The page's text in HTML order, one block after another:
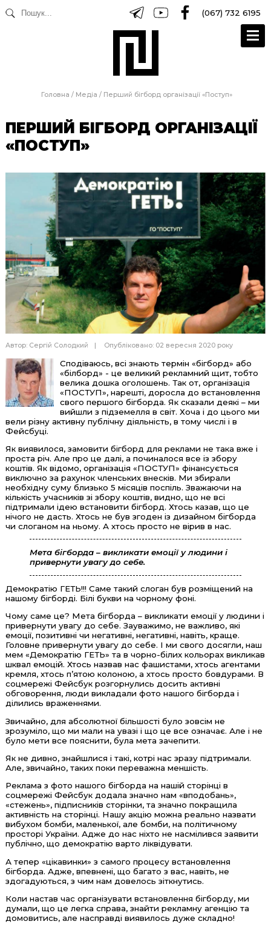
(067) 732 6195
Головна / Медіа / Перший бігборд організації «Поступ»
ПЕРШИЙ БІГБОРД ОРГАНІЗАЦІЇ
«ПОСТУП»
Автор: Сергій Солодкий Опубліковано: 02 вересня 2020 року
Сподіваюсь, всі знають термін «бігборд» або
«білборд» - це великий рекламний щит, тобто
велика дошка оголошень. Так от, організація
«ПОСТУП», нарешті, доросла до встановлення
свого першого бігборда. Як сказали деякі – ми
вийшли з підземелля в світ. Хоча і до цього ми
вели різну активну публічну діяльність, в тому числі і в
Фейсбуці.
Як виявилося, замовити бігборд для реклами не така вже і
проста річ. Але про це далі, а починалося все із збору
коштів. Як відомо, організація «ПОСТУП» фінансується
виключно за рахунок членських внесків. Ми збирали
необхідну суму близько 5 місяців поспіль. Зважаючи на
кількість учасників зі збору коштів, видно, що не всі
підтримали ідею встановити бігборд. Хтось казав, що це
нічого не дасть. Хтось не був згоден із дизайном бігборда
чи слоганом на ньому. А хтось просто не вірив в нас.
Мета бігборда – викликати емоції у людини і
привернути увагу до себе.
Демократію ГЕТЬ!!! Саме такий слоган був розміщений на
нашому бігборді. Білі букви на чорному фоні.
Чому саме це? Мета бігборда – викликати емоції у людини і
привернути увагу до себе. Зауважимо, не важливо, які
емоції, позитивні чи негативні, негативні, навіть, краще.
Головне привернути увагу до себе. І ми свого досягли, наш
мем «Демократію ГЕТЬ» та в чорно-білих кольорах викликав
шквал емоцій. Хтось назвав нас фашистами, хтось агентами
кремля, хтось п’ятою колоною, а хтось просто бовдурами. В
соцмережі Фейсбук розгорнулись досить активні
обговорення, люди викладали фото нашого бігборда і
ділились враженнями.
Звичайно, для абсолютної більшості було зовсім не
зрозуміло, що ми мали на увазі і що це все означає. Але і не
було мети все пояснити, була мета зачепити.
Як не дивно, знайшлися і такі, котрі нас зразу підтримали.
Але, звичайно, таких поки переважна меншість.
Реклама з фото нашого бігборда на нашій сторінці в
соцмережі Фейсбук додала значно нам «вподобань»,
«стежень», підписників сторінки, та значно покращила
активність на сторінці. Нашу акцію можна реально назвати
вибухом бомби, маленької, але бомби, на політичному
просторі України. Адже до нас ніхто не насмілився заявити
публічно, що демократію варто ліквідувати.
А тепер «цікавинки» з самого процесу встановлення
бігборда. Адже, впевнені, що багато з вас, навіть, не
здогадуються, з чим нам довелось зіткнутись.
Коли настав час організувати встановлення бігборду, ми
думали, що це легка справа, знайти рекламну агенцію та
домовитись, але насправді виявилось дуже складно!